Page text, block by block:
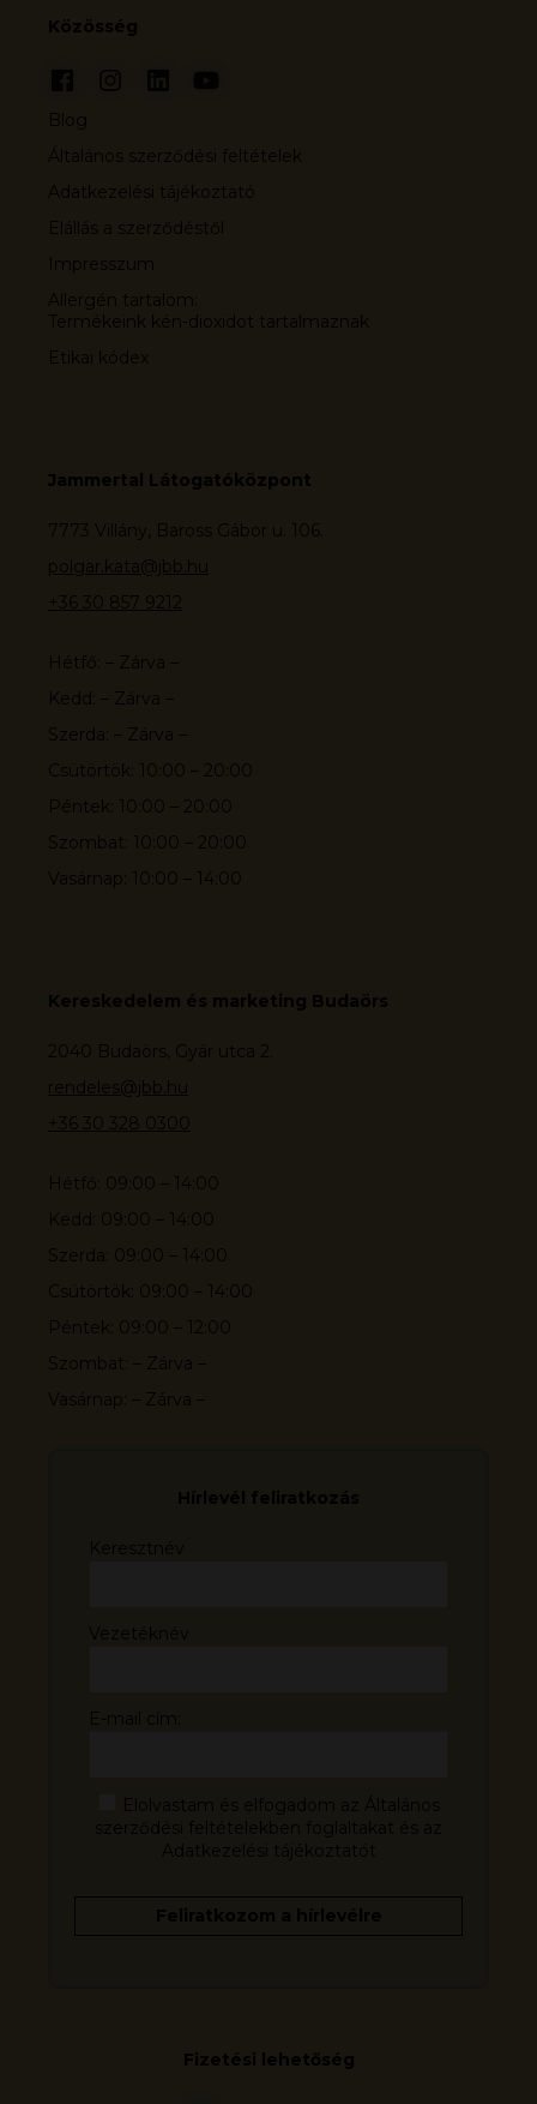
Közösség
Blog
Általános szerződési feltételek
Adatkezelési tájékoztató
Elállás a szerződéstől
Impresszum
Allergén tartalom:
Termékeink kén-dioxidot tartalmaznak
Etikai kódex
Jammertal Látogatóközpont
7773 Villány, Baross Gábor u. 106.
polgar.kata@jbb.hu
+36 30 857 9212
Hétfő: – Zárva –
Kedd: – Zárva –
Szerda: – Zárva –
Csütörtök: 10:00 – 20:00
Péntek: 10:00 – 20:00
Szombat: 10:00 – 20:00
Vasárnap: 10:00 – 14:00
Kereskedelem és marketing Budaörs
2040 Budaörs, Gyár utca 2.
rendeles@jbb.hu
+36 30 328 0300
Hétfő: 09:00 – 14:00
Kedd: 09:00 – 14:00
Szerda: 09:00 – 14:00
Csütörtök: 09:00 – 14:00
Péntek: 09:00 – 12:00
Szombat: – Zárva –
Vasárnap: – Zárva –
Fizetési lehetőség